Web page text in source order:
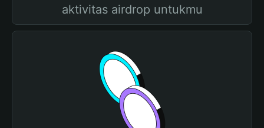
aktivitas airdrop untukmu